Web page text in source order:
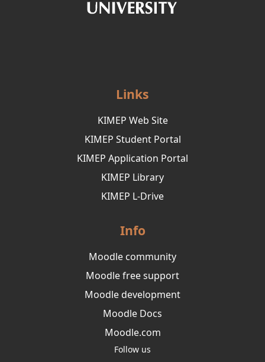
Links
KIMEP Web Site
KIMEP Student Portal
KIMEP Application Portal
KIMEP Library
KIMEP L-Drive
Info
Moodle community
Moodle free support
Moodle development
Moodle Docs
Moodle.com
Follow us